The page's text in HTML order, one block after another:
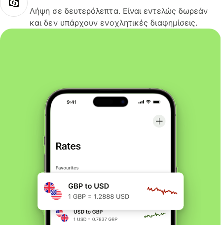
Λήψη σε δευτερόλεπτα. Είναι εντελώς δωρεάν
και δεν υπάρχουν ενοχλητικές διαφημίσεις.